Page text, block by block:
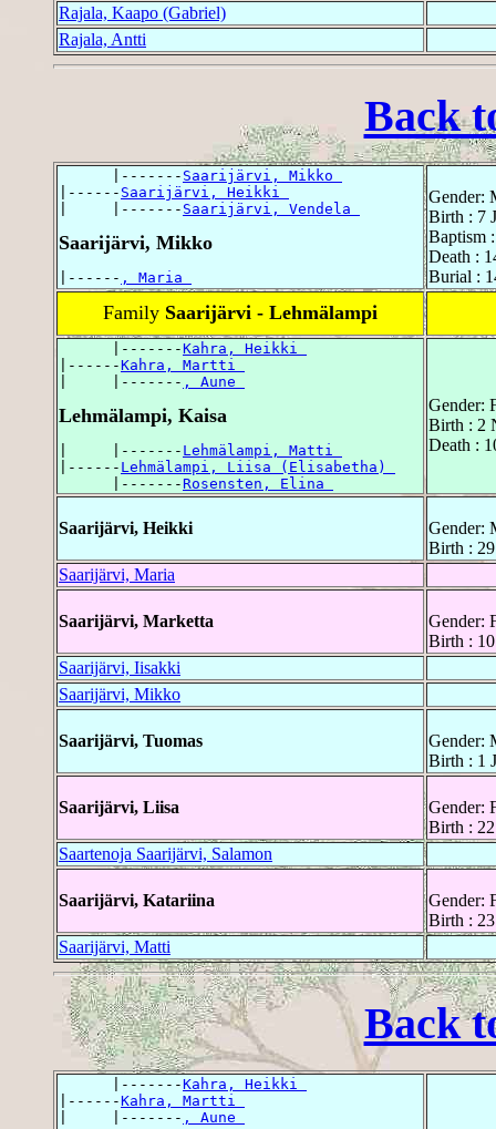
Rajala, Kaapo (Gabriel)
Rajala, Antti
Back
      |-------
Saarijärvi, Mikko
|------ Saarijärvi, Heikki
|     |------- Saarijärvi, Vendela
Saarijärvi, Mikko
|------ , Maria
Gender:
Birth : 7
Baptism
Death :
Burial :
Family Saarijärvi - Lehmälampi
      |-------
Kahra, Heikki
|------Kahra, Martti
|     |------- , Aune
Lehmälampi, Kaisa
|     |------- Lehmälampi, Matti
|------ Lehmälampi, Liisa (Elisabetha)
      |-------
Rosensten, Elina
Gender:
Birth : 2
Death :
Saarijärvi, Heikki
Gender:
Birth :
Saarijärvi, Maria
Saarijärvi, Marketta
Gender:
Birth :
Saarijärvi, Iisakki
Saarijärvi, Mikko
Saarijärvi, Tuomas
Gender:
Birth : 1
Saarijärvi, Liisa
Gender:
Birth :
Saartenoja Saarijärvi, Salamon
Saarijärvi, Katariina
Gender:
Birth :
Saarijärvi, Matti
Back
      |-------
Kahra, Heikki
|------Kahra, Martti
|     |------- , Aune